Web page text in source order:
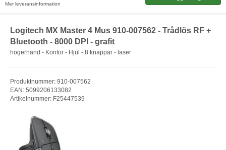
Mer leveransinformation
Logitech MX Master 4 Mus 910-007562 - Trådlös RF +
Bluetooth - 8000 DPI - grafit
högerhand - Kontor - Hjul - 8 knappar - laser
Produktnummer: 910-007562
EAN: 5099206133082
Artikelnummer: F25447539